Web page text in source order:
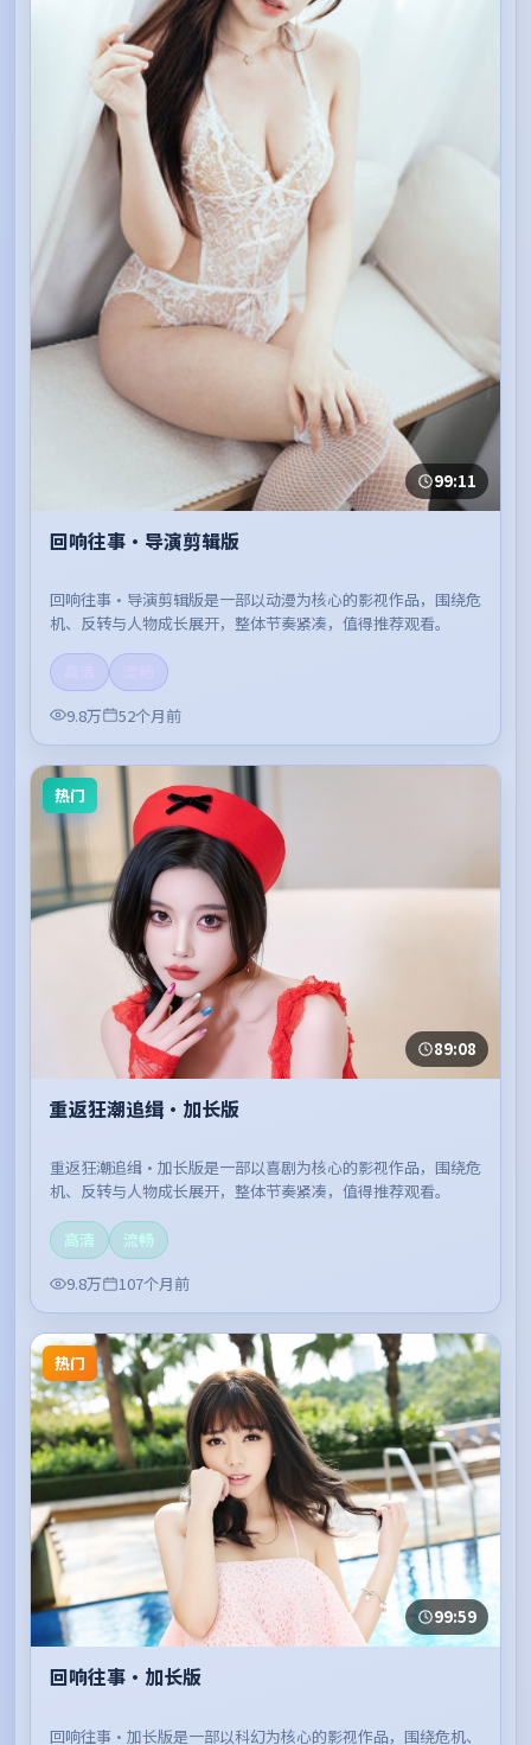
99:11
回响往事·导演剪辑版
回响往事·导演剪辑版是一部以动漫为核心的影视作品，围绕危
机、反转与人物成长展开，整体节奏紧凑，值得推荐观看。
9.8万
52个月前
热门
89:08
重返狂潮追缉·加长版
重返狂潮追缉·加长版是一部以喜剧为核心的影视作品，围绕危
机、反转与人物成长展开，整体节奏紧凑，值得推荐观看。
高清
流畅
9.8万
107个月前
热门
99:59
回响往事·加长版
回响往事·加长版是一部以科幻为核心的影视作品，围绕危机、